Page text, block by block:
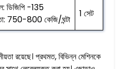
ডিজিপি -135
750-800 কেজি/ঘন্টা
1 সেট
রয়েছে। প্রথমত, বিভিন্ন মেশিনকে